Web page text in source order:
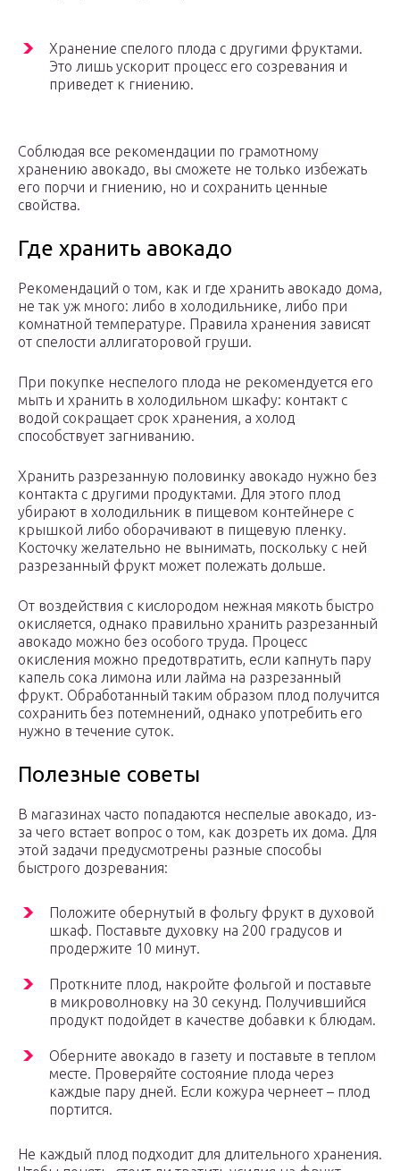
Хранение спелого плода с другими фруктами.
Это лишь ускорит процесс его созревания и
приведет к гниению.
Соблюдая все рекомендации по грамотному
хранению авокадо, вы сможете не только избежать
его порчи и гниению, но и сохранить ценные
свойства.
Где хранить авокадо
Рекомендаций о том, как и где хранить авокадо дома,
не так уж много: либо в холодильнике, либо при
комнатной температуре. Правила хранения зависят
от спелости аллигаторовой груши.
При покупке неспелого плода не рекомендуется его
мыть и хранить в холодильном шкафу: контакт с
водой сокращает срок хранения, а холод
способствует загниванию.
Хранить разрезанную половинку авокадо нужно без
контакта с другими продуктами. Для этого плод
убирают в холодильник в пищевом контейнере с
крышкой либо оборачивают в пищевую пленку.
Косточку желательно не вынимать, поскольку с ней
разрезанный фрукт может полежать дольше.
От воздействия с кислородом нежная мякоть быстро
окисляется, однако правильно хранить разрезанный
авокадо можно без особого труда. Процесс
окисления можно предотвратить, если капнуть пару
капель сока лимона или лайма на разрезанный
фрукт. Обработанный таким образом плод получится
сохранить без потемнений, однако употребить его
нужно в течение суток.
Полезные советы
В магазинах часто попадаются неспелые авокадо, из-
за чего встает вопрос о том, как дозреть их дома. Для
этой задачи предусмотрены разные способы
быстрого дозревания:
Положите обернутый в фольгу фрукт в духовой
шкаф. Поставьте духовку на 200 градусов и
продержите 10 минут.
Проткните плод, накройте фольгой и поставьте
в микроволновку на 30 секунд. Получившийся
продукт подойдет в качестве добавки к блюдам.
Оберните авокадо в газету и поставьте в теплом
месте. Проверяйте состояние плода через
каждые пару дней. Если кожура чернеет – плод
портится.
Не каждый плод подходит для длительного хранения.